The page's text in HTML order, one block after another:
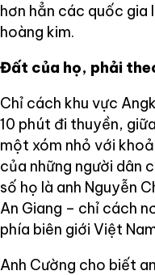
hơn hẳn các quốc gia
hoàng kim.
Đất của họ, phải
Chỉ cách khu vực
10 phút đi thuyền,
một xóm nhỏ với
của những người dân
số họ là anh Nguyễn
An Giang – chỉ cách
phía biên giới Việt
Anh Cường cho biết